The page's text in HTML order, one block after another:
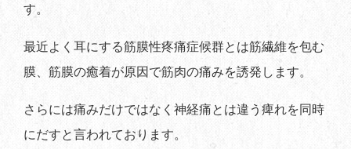
す。
最近よく耳にする筋膜性疼痛症候群とは筋繊維を包む
膜、筋膜の癒着が原因で筋肉の痛みを誘発します。
さらには痛みだけではなく神経痛とは違う痺れを同時
にだすと言われております。